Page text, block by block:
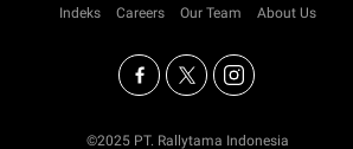
Indeks Careers Our Team About Us
©2025 PT. Rallytama Indonesia